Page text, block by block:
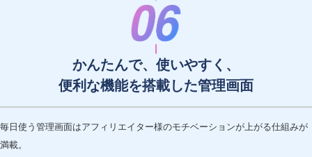
かんたんで、使いやすく、
便利な機能を搭載した管理画面
毎日使う管理画面はアフィリエイター様のモチベーションが上がる仕組みが
満載。